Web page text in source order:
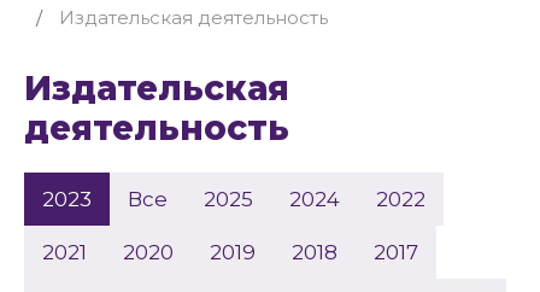
Издательская деятельность
Издательская
деятельность
Все 2025 2024
2023 2022
2021 2020 2019 2018 2017